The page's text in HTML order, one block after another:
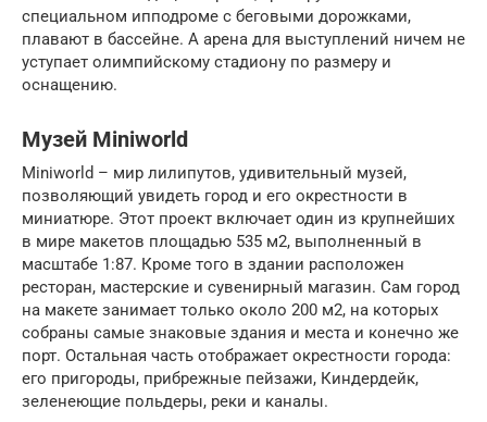
специальном ипподроме с беговыми дорожками,
плавают в бассейне. А арена для выступлений ничем не
уступает олимпийскому стадиону по размеру и
оснащению.
Музей Miniworld
Miniworld – мир лилипутов, удивительный музей,
позволяющий увидеть город и его окрестности в
миниатюре. Этот проект включает один из крупнейших
в мире макетов площадью 535 м2, выполненный в
масштабе 1:87. Кроме того в здании расположен
ресторан, мастерские и сувенирный магазин. Сам город
на макете занимает только около 200 м2, на которых
собраны самые знаковые здания и места и конечно же
порт. Остальная часть отображает окрестности города:
его пригороды, прибрежные пейзажи, Киндердейк,
зеленеющие польдеры, реки и каналы.